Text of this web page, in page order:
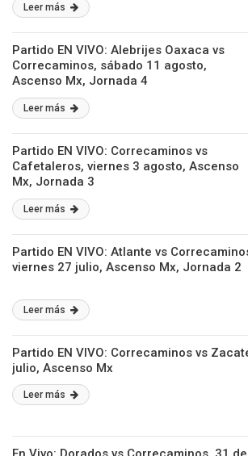
Leer más
Partido EN VIVO: Alebrijes Oaxaca vs
Correcaminos, sábado 11 agosto,
Ascenso Mx, Jornada 4
Leer más
Partido EN VIVO: Correcaminos vs
Cafetaleros, viernes 3 agosto, Ascenso
Mx, Jornada 3
Leer más
Partido EN VIVO: Atlante vs
viernes 27 julio, Ascenso Mx, Jornada 2
Leer más
Partido EN VIVO: Correcaminos vs
julio, Ascenso Mx
Leer más